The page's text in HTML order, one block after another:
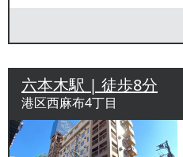
六本木駅 | 徒歩8分
港区西麻布4丁目